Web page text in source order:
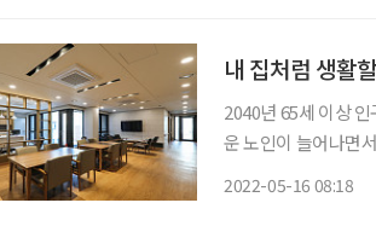
내 집처럼 생활
2040년 65세 이상
운 노인이 늘어나면
2022-05-16 08:18